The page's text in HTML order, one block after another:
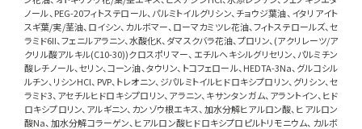
ノール、PEG-20フィトステロール、パルミトイルグリシン、チョウジ葉油、イタリアイト
スギ葉/実/茎油、ロイシン、カルボマー、ローマカミツレ花油、フィトステロールズ、セ
ラミド6II、フェニルアラニン、水酸化K、ダマスクバラ花油、プロリン、(アクリレーツ/ア
クリル酸アルキル(C10-30))クロスポリマー、エチルヘキシルグリセリン、パルミチン
酸レチノール、セリン、コーン油、タウリン、トコフェロール、HEDTA-3Na、グルコシル
ルチン、リシンHCl、PVP、トレオニン、ジパルミトイルヒドロキシプロリン、グリシン、セ
ラミド3、アセチルヒドロキシプロリン、アラニン、キサンタンガム、アラントイン、ヒド
ロキシプロリン、アルギニン、カンゾウ根エキス、加水分解ヒアルロン酸、ヒアルロン
酸Na、加水分解コラーゲン、ヒアルロン酸ヒドロキシプロピルトリモニウム、カルボ